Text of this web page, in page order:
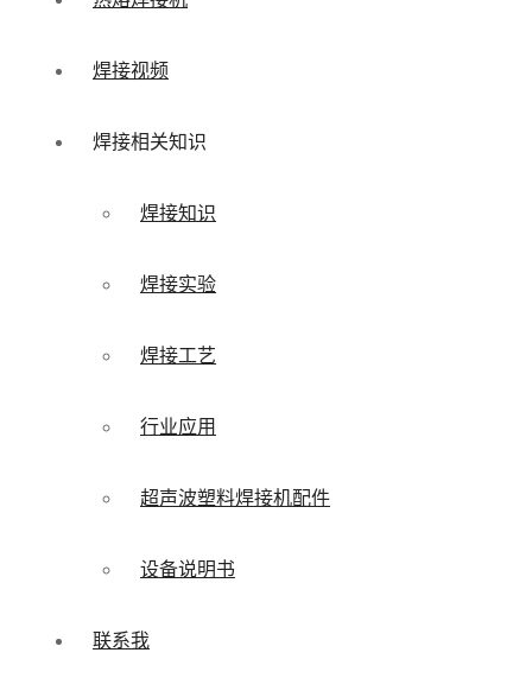
焊接视频
焊接相关知识
焊接知识
焊接实验
焊接工艺
行业应用
超声波塑料焊接机配件
设备说明书
联系我